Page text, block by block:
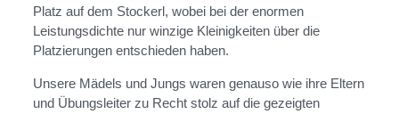
Platz auf dem Stockerl, wobei bei der enormen
Leistungsdichte nur winzige Kleinigkeiten über die
Platzierungen entschieden haben.
Unsere Mädels und Jungs waren genauso wie ihre Eltern
und Übungsleiter zu Recht stolz auf die gezeigten